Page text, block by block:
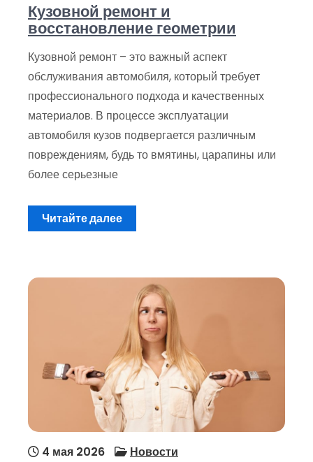
Кузовной ремонт и
восстановление геометрии
Кузовной ремонт – это важный аспект
обслуживания автомобиля, который требует
профессионального подхода и качественных
материалов. В процессе эксплуатации
автомобиля кузов подвергается различным
повреждениям, будь то вмятины, царапины или
более серьезные
Читайте далее
4 мая 2026 Новости